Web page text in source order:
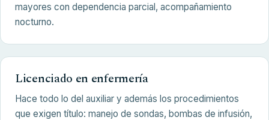
mayores con dependencia parcial, acompañamiento
nocturno.
Licenciado en enfermería
Hace todo lo del auxiliar y además los procedimientos
que exigen título: manejo de sondas, bombas de infusión,